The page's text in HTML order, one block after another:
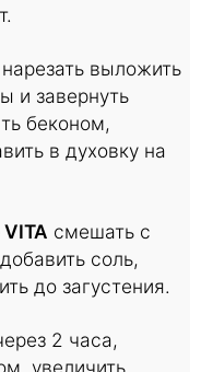
выложить
и завернуть
беконом,
в духовку на
смешать с
соль,
до загустения.
2 часа,
увеличить